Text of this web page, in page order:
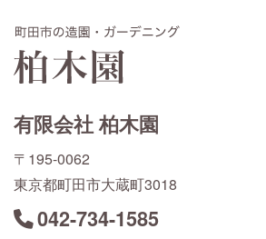
有限会社 柏木園
〒195-0062
東京都町田市大蔵町3018
042-734-1585